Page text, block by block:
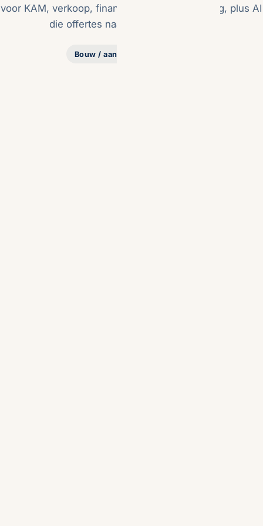
voor KAM, verkoop, finance, inkoop en planning, plus AI
die offertes naast de begroting legt.
Bouw / aannemerij